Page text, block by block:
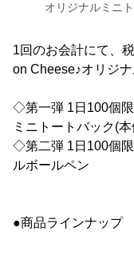
オリジナルミニ
1回のお会計にて、
on Cheese♪オリジ
◇第一弾 1日100個
ミニトートバック(
◇第二弾 1日100個
ルボールペン
●商品ラインナップ